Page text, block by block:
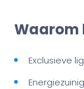
Waarom
Exclusieve